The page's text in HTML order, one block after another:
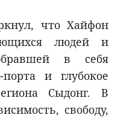
что Хайфон
людей и
в себя
порта и глубокое
Сыдонг. В
свободу,